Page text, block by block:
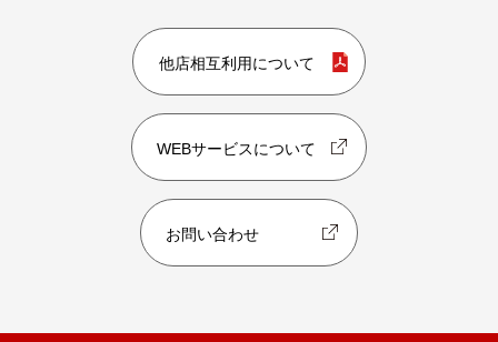
他店相互利用について
WEBサービスについて
お問い合わせ